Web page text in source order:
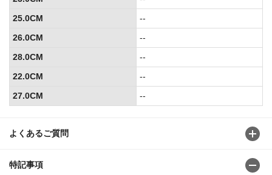
よくあるご質問
特記事項
25.0CM
--
26.0CM
--
28.0CM
--
22.0CM
--
27.0CM
--